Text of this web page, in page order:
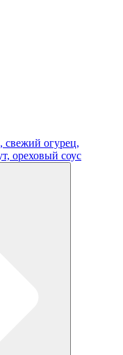
свежий огурец,
ореховый соус